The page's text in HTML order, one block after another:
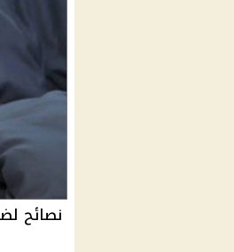
نصائح